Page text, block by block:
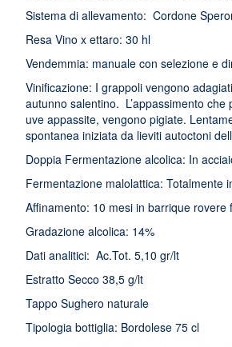
Sistema di allevamento: Cordone
Resa Vino x ettaro: 30 hl
Vendemmia: manuale con selezione e
Vinificazione: I grappoli vengono
autunno salentino. L’appassimento
uve appassite, vengono pigiate.
spontanea iniziata da lieviti autoctoni
Doppia Fermentazione alcolica: In
Fermentazione malolattica: Totalmente
Affinamento: 10 mesi in barrique rovere
Gradazione alcolica: 14%
Dati analitici: Ac.Tot. 5,10 gr/lt
Estratto Secco 38,5 g/lt
Tappo Sughero naturale
Tipologia bottiglia: Bordolese 75 cl